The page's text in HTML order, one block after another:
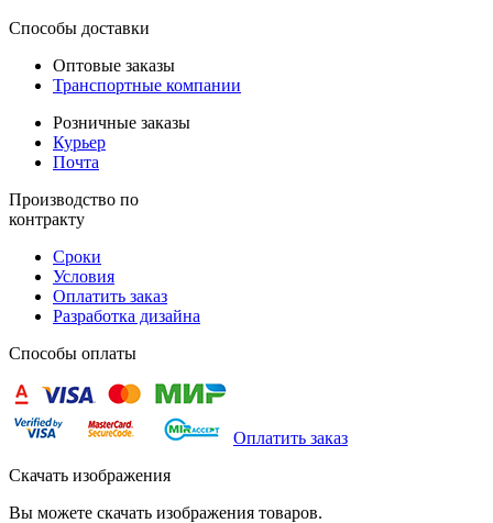
Способы доставки
Оптовые заказы
Транспортные компании
Розничные заказы
Курьер
Почта
Производство по
контракту
Сроки
Условия
Оплатить заказ
Разработка дизайна
Способы оплаты
Оплатить заказ
Скачать изображения
Вы можете скачать изображения товаров.